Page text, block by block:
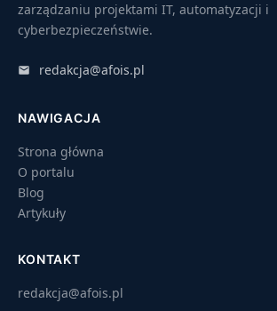
zarządzaniu projektami IT, automatyzacji i
cyberbezpieczeństwie.
redakcja@afois.pl
NAWIGACJA
Strona główna
O portalu
Blog
Artykuły
KONTAKT
redakcja@afois.pl